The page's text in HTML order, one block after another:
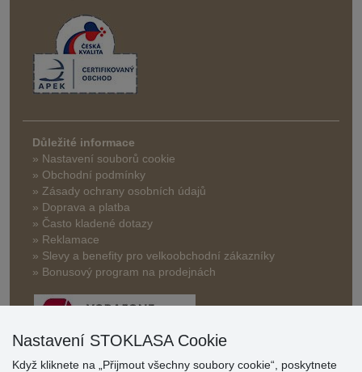
Důležité informace
» Nastavení souborů cookie
» Obchodní podmínky
» Zásady ochrany osobních údajů
» Doprava a platba
» Často kladené dotazy
» Reklamace
» Slevy a benefity pro velkoobchodní zákazníky
» Bonusový program na prodejnách
Nastavení STOKLASA Cookie
Když kliknete na „Přijmout všechny soubory cookie“, poskytnete